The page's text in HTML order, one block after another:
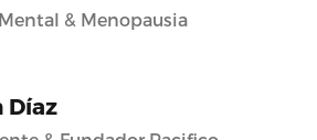
& Menopausia
Díaz